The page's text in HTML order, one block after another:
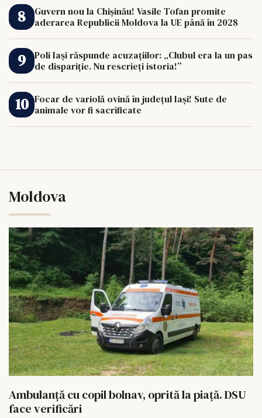
Guvern nou la Chișinău! Vasile Tofan promite
aderarea Republicii Moldova la UE până în 2028
Poli Iași răspunde acuzațiilor: „Clubul era la un pas
de dispariție. Nu rescrieți istoria!”
Focar de variolă ovină în județul Iași! Sute de
animale vor fi sacrificate
Moldova
Ambulanță cu copil bolnav, oprită la piață. DSU
face verificări